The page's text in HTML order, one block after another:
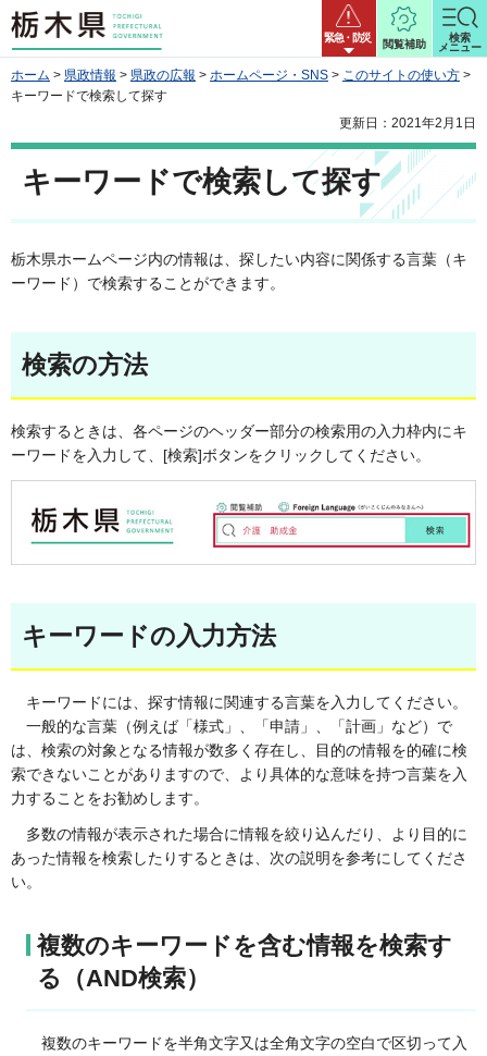
栃木県 緊急・防災
閲覧補助
検索
メニュー
ホーム > 県政情報 > 県政の広報 > ホームページ・SNS > このサイトの使い方 >
キーワードで検索して探す
更新日：2021年2月1日
キーワードで検索して探す
栃木県ホームページ内の情報は、探したい内容に関係する言葉（キ
ーワード）で検索することができます。
検索の方法
検索するときは、各ページのヘッダー部分の検索用の入力枠内にキ
ーワードを入力して、[検索]ボタンをクリックしてください。
キーワードの入力方法
キーワードには、 探す情報に関連する言葉を入力してください。
一般的な言葉 （例えば「様式」、「申請」、「計画」など）で
は、検索の対象となる情報が数多く存在し、目的の情報を的確に検
索できないことがありますので、より具体的な意味を持つ言葉を入
力することをお勧めします。
多数の情報が表示された場合に情報を絞り込んだり、より目的に
あった情報を検索したりするときは、次の説明を参考にしてくださ
い。
複数のキーワードを含む情報を検索す
る（AND検索）
複数のキーワードを半角文字又は全角文字の空白で区切って入